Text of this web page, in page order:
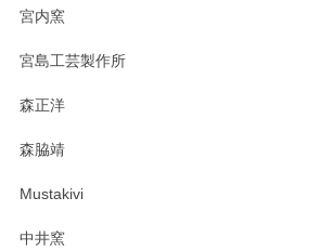
おかけしました。 ありがとうございます。
宮内窯
宮島工芸製作所
森正洋
森脇靖
Mustakivi
中井窯